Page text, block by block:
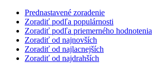
Prednastavené zoradenie
Zoradiť podľa populárnosti
Zoradiť podľa priemerného hodnotenia
Zoradiť od najnovších
Zoradiť od najlacnejších
Zoradiť od najdrahších